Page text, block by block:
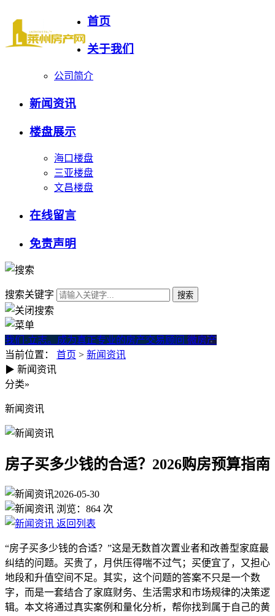
首页
关于我们
公司简介
新闻资讯
楼盘展示
海口楼盘
三亚楼盘
文昌楼盘
在线留言
免责声明
搜索关键字
我们·立志。成为真正专业的房产交易顾问 微房产
当前位置： 首页 > 新闻资讯
房子买多少钱的合适？2026购
▶ 新闻资讯
分类»
新闻资讯
房子买多少钱的合适？2026购房预算指南
2026-05-30
浏览： 864 次
返回列表
“房子买多少钱的合适？”这是无数首次置业者和改善型家庭最
纠结的问题。买贵了，月供压得喘不过气；买便宜了，又担心
地段和升值空间不足。其实，这个问题的答案不只是一个数
字，而是一套结合了家庭财务、生活需求和市场规律的决策逻
辑。本文将通过真实案例和量化分析，帮你找到属于自己的黄